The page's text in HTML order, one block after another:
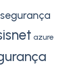
azure